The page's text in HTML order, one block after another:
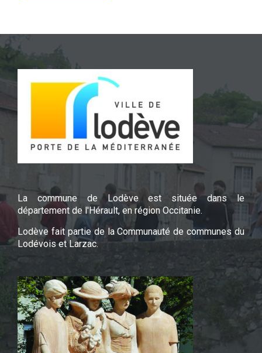
La commune de Lodève est située dans le
département de l'Hérault, en région Occitanie.
Lodève fait partie de la Communauté de communes du
Lodévois et Larzac.